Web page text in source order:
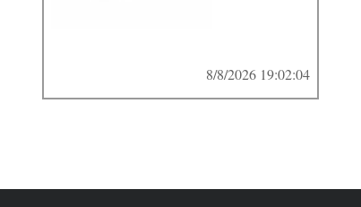
8/8/2026 19:02:04